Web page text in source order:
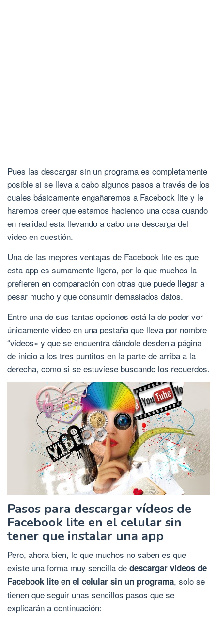
Pues las descargar sin un programa es completamente
posible si se lleva a cabo algunos pasos a través de los
cuales básicamente engañaremos a Facebook lite y le
haremos creer que estamos haciendo una cosa cuando
en realidad esta llevando a cabo una descarga del
video en cuestión.
Una de las mejores ventajas de Facebook lite es que
esta app es sumamente ligera, por lo que muchos la
prefieren en comparación con otras que puede llegar a
pesar mucho y que consumir demasiados datos.
Entre una de sus tantas opciones está la de poder ver
únicamente video en una pestaña que lleva por nombre
“videos» y que se encuentra dándole desdenla página
de inicio a los tres puntitos en la parte de arriba a la
derecha, como si se estuviese buscando los recuerdos.
Pasos para descargar vídeos de
Facebook lite en el celular sin
tener que instalar una app
Pero, ahora bien, lo que muchos no saben es que
existe una forma muy sencilla de descargar videos de
Facebook lite en el celular sin un programa, solo se
tienen que seguir unas sencillos pasos que se
explicarán a continuación: